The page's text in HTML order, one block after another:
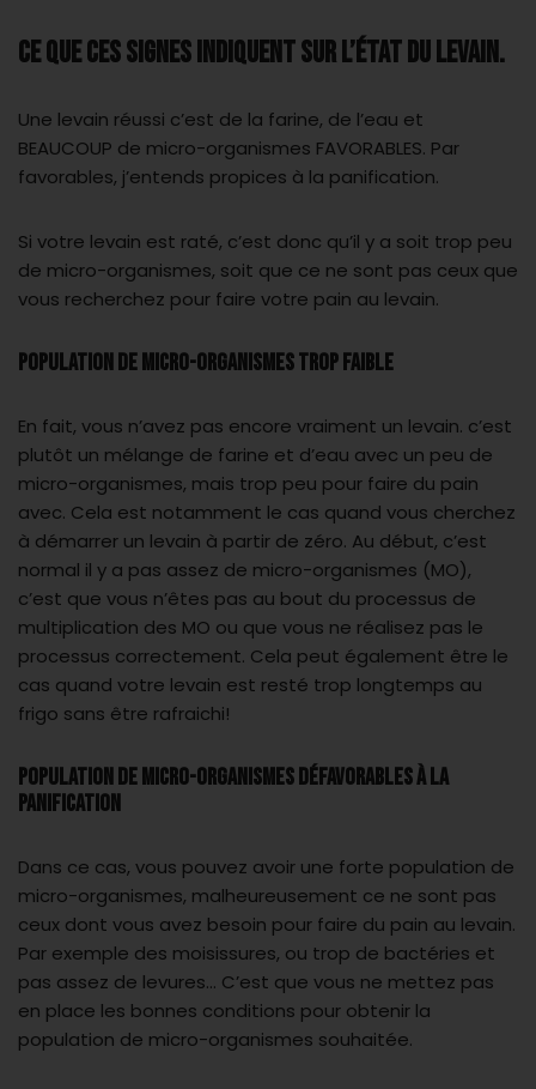
CE QUE CES SIGNES INDIQUENT SUR L’ÉTAT DU LEVAIN.
Une levain réussi c’est de la farine, de l’eau et
BEAUCOUP de micro-organismes FAVORABLES. Par
favorables, j’entends propices à la panification.
Si votre levain est raté, c’est donc qu’il y a soit trop peu
de micro-organismes, soit que ce ne sont pas ceux que
vous recherchez pour faire votre pain au levain.
Population de micro-organismes trop faible
En fait, vous n’avez pas encore vraiment un levain. c’est
plutôt un mélange de farine et d’eau avec un peu de
micro-organismes, mais trop peu pour faire du pain
avec. Cela est notamment le cas quand vous cherchez
à démarrer un levain à partir de zéro. Au début, c’est
normal il y a pas assez de micro-organismes (MO),
c’est que vous n’êtes pas au bout du processus de
multiplication des MO ou que vous ne réalisez pas le
processus correctement. Cela peut également être le
cas quand votre levain est resté trop longtemps au
frigo sans être rafraichi!
Population de micro-organismes défavorables à la
panification
Dans ce cas, vous pouvez avoir une forte population de
micro-organismes, malheureusement ce ne sont pas
ceux dont vous avez besoin pour faire du pain au levain.
Par exemple des moisissures, ou trop de bactéries et
pas assez de levures… C’est que vous ne mettez pas
en place les bonnes conditions pour obtenir la
population de micro-organismes souhaitée.